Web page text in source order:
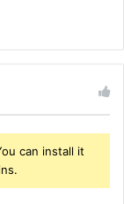
can install it